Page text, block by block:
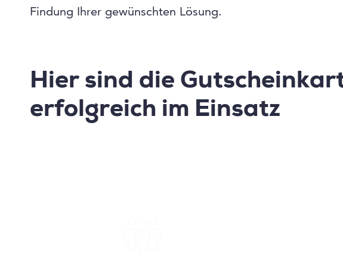
Findung Ihrer gewünschten Lösung.
Hier sind die
erfolgreich im Einsatz